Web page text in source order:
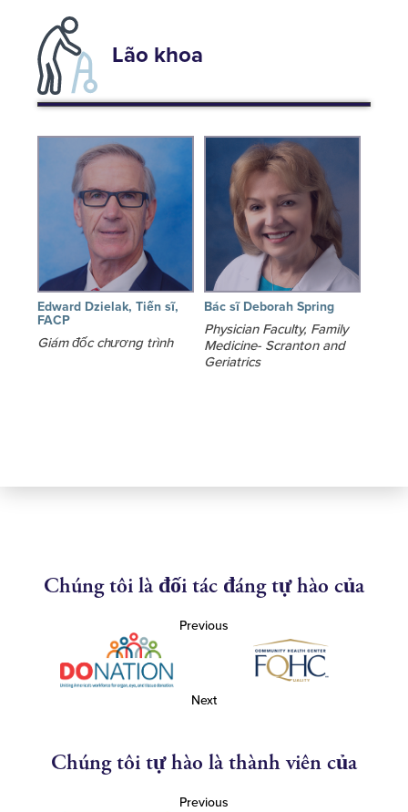
Lão khoa
Edward Dzielak, Tiến sĩ,
FACP
Giám đốc chương trình
Bác sĩ Deborah Spring
Physician Faculty, Family
Medicine- Scranton and
Geriatrics
Chúng tôi là đối tác đáng tự hào của
Previous
Next
Chúng tôi tự hào là thành viên của
Previous